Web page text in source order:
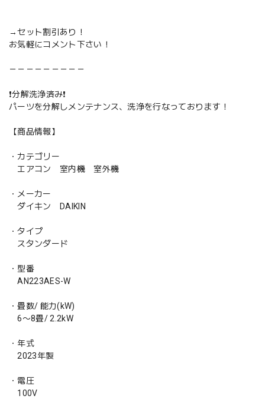
→セット割引あり！
お気軽にコメント下さい！
－－－－－－－－－
❗️分解洗浄済み❗️
パーツを分解しメンテナンス、洗浄を行なっております！
【商品情報】
・カテゴリー
エアコン 室内機 室外機
・メーカー
ダイキン DAIKIN
・タイプ
スタンダード
・型番
AN223AES-W
・畳数/ 能力(kW)
6〜8畳/ 2.2kW
・年式
2023年製
・電圧
100V